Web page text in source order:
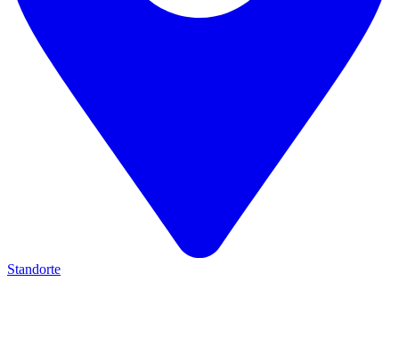
Standorte